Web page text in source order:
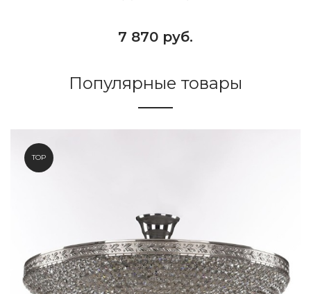
7 870 руб.
Популярные товары
TOP